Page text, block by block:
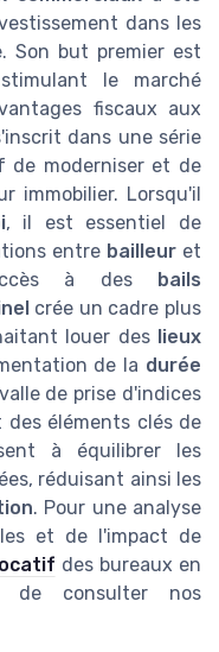
dans les
Son but premier est
le marché
fiscaux aux
dans une série
de moderniser et de
immobilier. Lorsqu'il
, il est essentiel de
entre bailleur et
à des bails
crée un cadre plus
louer des lieux
de la durée
de prise d'indices
des éléments clés de
à équilibrer les
réduisant ainsi les
. Pour une analyse
et de l'impact de
des bureaux en
de consulter nos